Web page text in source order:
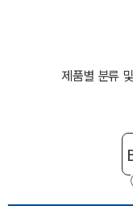
제품별 분류